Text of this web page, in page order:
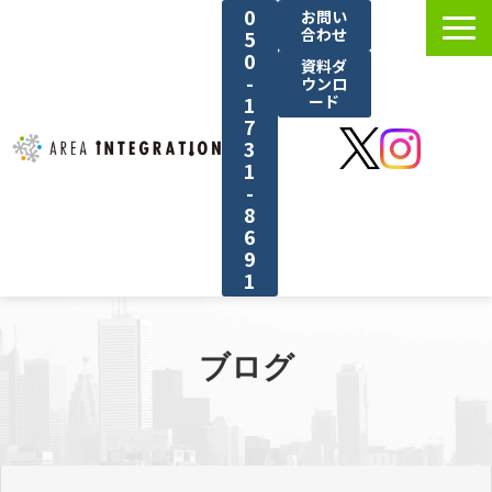
0
5
0
-
1
7
3
1
-
8
6
9
1
お問い
合わせ
資料ダ
ウンロ
ード
サービス紹介
ブログ